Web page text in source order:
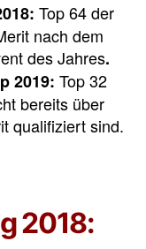
Top 64 der
nach dem
des Jahres.
2019: Top 32
bereits über
qualifiziert sind.
2018: